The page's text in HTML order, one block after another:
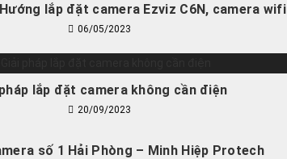
lắp đặt camera Ezviz C6N, camera wifi
06/05/2023
lắp đặt camera không cần điện
20/09/2023
số 1 Hải Phòng – Minh Hiệp Protech